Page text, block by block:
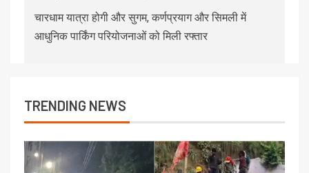
चारधाम यात्रा होगी और सुगम, कर्णप्रयाग और सिमली में
आधुनिक पार्किंग परियोजनाओं को मिली रफ्तार
TRENDING NEWS